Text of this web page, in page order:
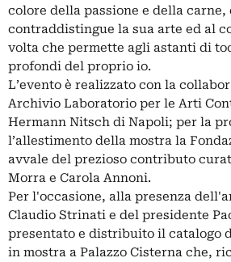
colore della passione e della carne,
contraddistingue la sua arte ed al
volta che permette agli astanti di
profondi del proprio io.
L’evento è realizzato con la
Archivio Laboratorio per le Arti
Hermann Nitsch di Napoli; per la
l’allestimento della mostra la
avvale del prezioso contributo
Morra e Carola Annoni.
Per l'occasione, alla presenza
Claudio Strinati e del presidente
presentato e distribuito il catalogo
in mostra a Palazzo Cisterna che,